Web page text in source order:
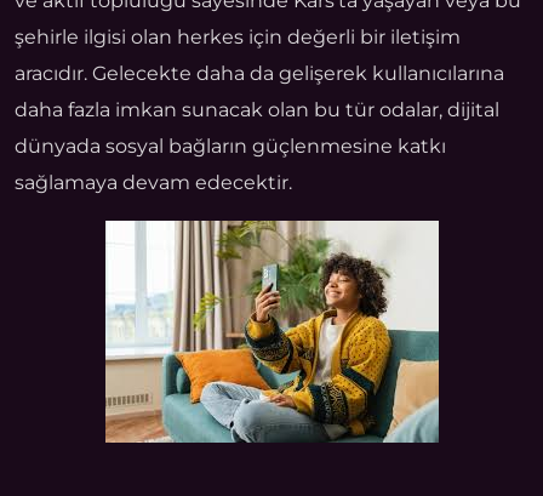
şehirle ilgisi olan herkes için değerli bir iletişim
aracıdır. Gelecekte daha da gelişerek kullanıcılarına
daha fazla imkan sunacak olan bu tür odalar, dijital
dünyada sosyal bağların güçlenmesine katkı
sağlamaya devam edecektir.